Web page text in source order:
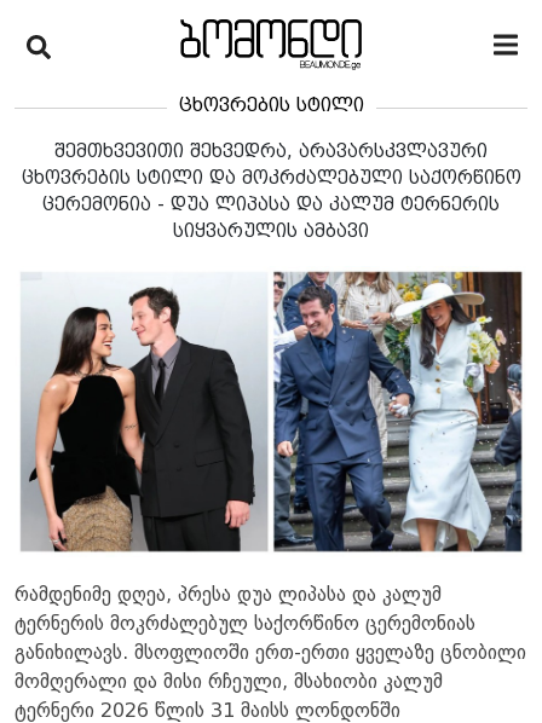
ცხოვრების სტილი
შემთხვევითი შეხვედრა, არავარსკვლავური
ცხოვრების სტილი და მოკრძალებული საქორწინო
ცერემონია - დუა ლიპასა და კალუმ ტერნერის
სიყვარულის ამბავი
რამდენიმე დღეა, პრესა დუა ლიპასა და კალუმ
ტერნერის მოკრძალებულ საქორწინო ცერემონიას
განიხილავს. მსოფლიოში ერთ-ერთი ყველაზე ცნობილი
მომღერალი და მისი რჩეული, მსახიობი კალუმ
ტერნერი 2026 წლის 31 მაისს ლონდონში